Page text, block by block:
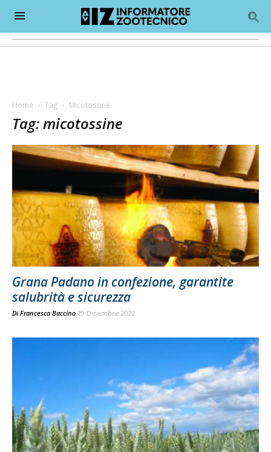
Home Tag Micotossine
Tag: micotossine
Grana Padano in confezione, garantite
salubrità e sicurezza
Di Francesca Baccino 29 Dicembre 2022